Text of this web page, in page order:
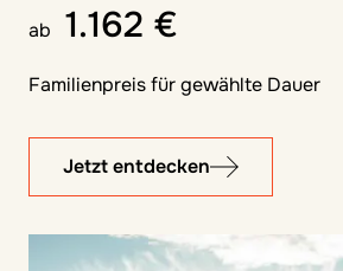
ab 1.162 €
Familienpreis für gewählte Dauer
Jetzt entdecken